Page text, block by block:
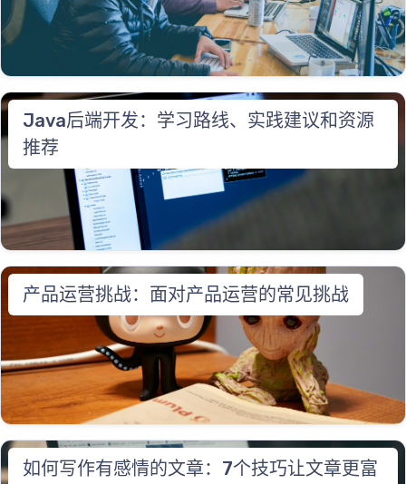
Java后端开发：学习路线、实践建议和资源
推荐
产品运营挑战：面对产品运营的常见挑战
如何写作有感情的文章：7个技巧让文章更富